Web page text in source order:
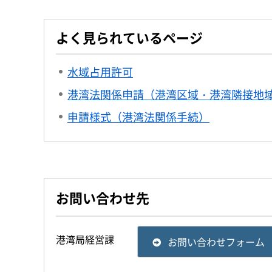
よく見られているページ
水域占用許可
港湾法関係申請（港湾区域・港湾隣接地
申請様式（港湾法関係手続）
お問い合わせ先
港湾局経営課 お問い合わせフォーム